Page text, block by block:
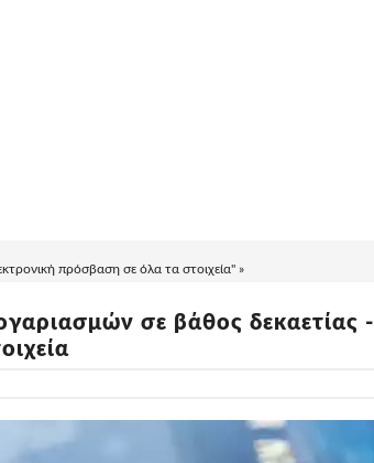
πρόσβαση σε όλα τα στοιχεία" »
σε βάθος δεκαετίας -